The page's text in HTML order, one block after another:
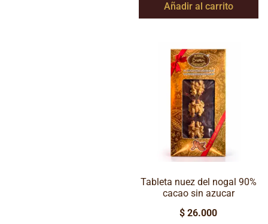
Añadir al carrito
Tableta nuez del nogal 90%
cacao sin azucar
$ 26.000